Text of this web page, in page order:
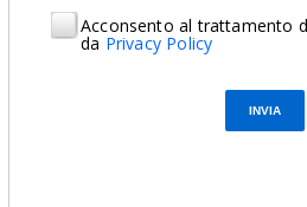
Acconsento al trattamento
da Privacy Policy